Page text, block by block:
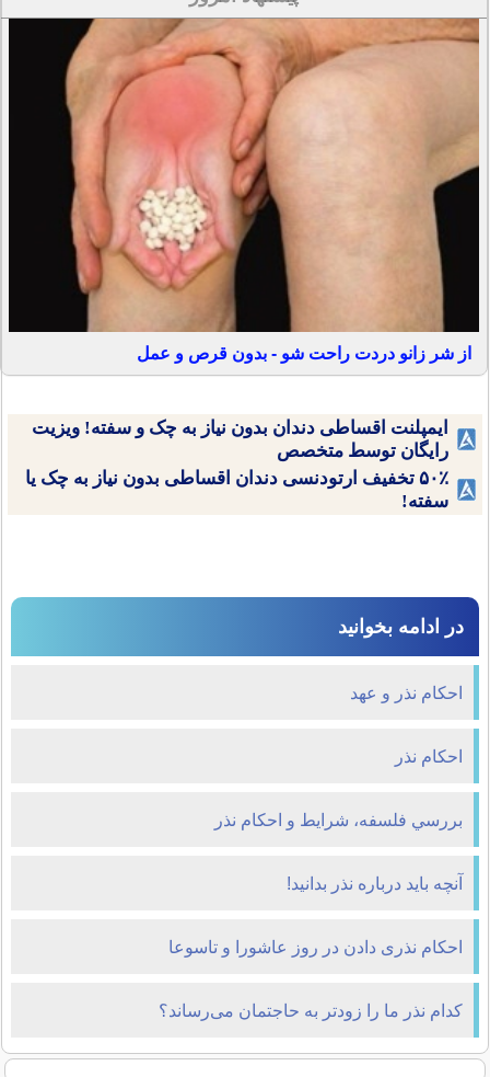
از شر زانو دردت راحت شو - بدون قرص و عمل
ایمپلنت اقساطی دندان بدون نیاز به چک و سفته! ویزیت
رایگان توسط متخصص
۵۰٪ تخفیف ارتودنسی دندان اقساطی بدون نیاز به چک یا
سفته!
در ادامه بخوانید
احکام نذر و عهد
احکام نذر
بررسي فلسفه، شرايط و احكام نذر
آنچه باید درباره نذر بدانید!
احکام نذری دادن در روز عاشورا و تاسوعا
کدام نذر ما را زودتر به حاجتمان می‌رساند؟